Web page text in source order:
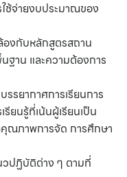
ช้จ่ายงบประมาณของ
งกับหลักสูตรสถาน
าน และความต้องการ
รยากาศการเรียนการ
รียนรู้ที่เน้นผู้เรียนเป็น
ณภาพการจัด การศึกษา
วปฏิบัติต่าง ๆ ตามที่